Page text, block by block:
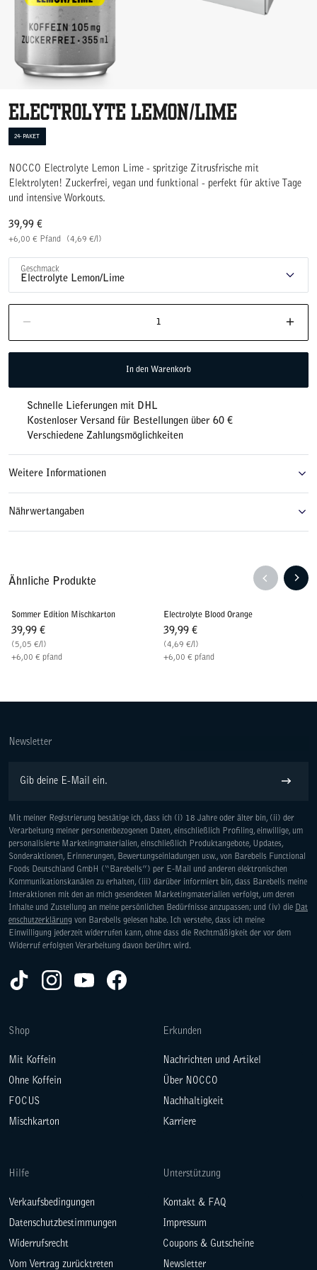
Electrolyte Lemon/Lime
24-PAKET
NOCCO Electrolyte Lemon Lime - spritzige Zitrusfrische mit
Elektrolyten! Zuckerfrei, vegan und funktional - perfekt für aktive Tage
und intensive Workouts.
39,99 €
+6,00 € Pfand (4,69 €/l)
Geschmack
Electrolyte Lemon/Lime
Die Menge im Warenkorb reduzieren
Lemon/Lime
Menge
In den Warenkorb
Schnelle Lieferungen mit DHL
Kostenloser Versand für Bestellungen über 60 €
Verschiedene Zahlungsmöglichkeiten
Weitere Informationen
Nährwertangaben
Ähnliche Produkte
MISCHKARTON
MISCHKARTON
Sommer Edition Mischkarton
39,99 €
(5,05 €/l)
+6,00 € pfand
Zum
Electrolyte Blood Orange
39,99 €
(4,69 €/l)
+6,00 € pfand
Shop
Mit Koffein
Ohne Koffein
FOCUS
Mischkarton
Erkunden
Nachrichten und Artikel
Über NOCCO
Nachhaltigkeit
Karriere
Hilfe
Verkaufsbedingungen
Datenschutzbestimmungen
Widerrufsrecht
Vom Vertrag zurücktreten
Unterstützung
Kontakt & FAQ
Impressum
Coupons & Gutscheine
Newsletter
Newsletter
Mit meiner Registrierung bestätige ich, dass ich (i) 18 Jahre oder älter bin, (ii) der
Verarbeitung meiner personenbezogenen Daten, einschließlich Profiling, einwillige, um
personalisierte Marketingmaterialien, einschließlich Produktangebote, Updates,
Sonderaktionen, Erinnerungen, Bewertungseinladungen usw., von Barebells Functional
Foods Deutschland GmbH (“Barebells”) per E-Mail und anderen elektronischen
Kommunikationskanälen zu erhalten, (iii) darüber informiert bin, dass Barebells meine
Interaktionen mit den an mich gesendeten Marketingmaterialien verfolgt, um deren
Inhalte und Zustellung an meine persönlichen Bedürfnisse anzupassen; und (iv) die Dat
enschutzerklärung von Barebells gelesen habe. Ich verstehe, dass ich meine
Einwilligung jederzeit widerrufen kann, ohne dass die Rechtmäßigkeit der vor dem
Widerruf erfolgten Verarbeitung davon berührt wird.
TikTok(Opens in a new tab)
Instagram(Opens in a new tab)
YouTube(Opens in a new tab)
Facebook(Opens in a new tab)
WIR VERPFLICHTEN UNS ZUR